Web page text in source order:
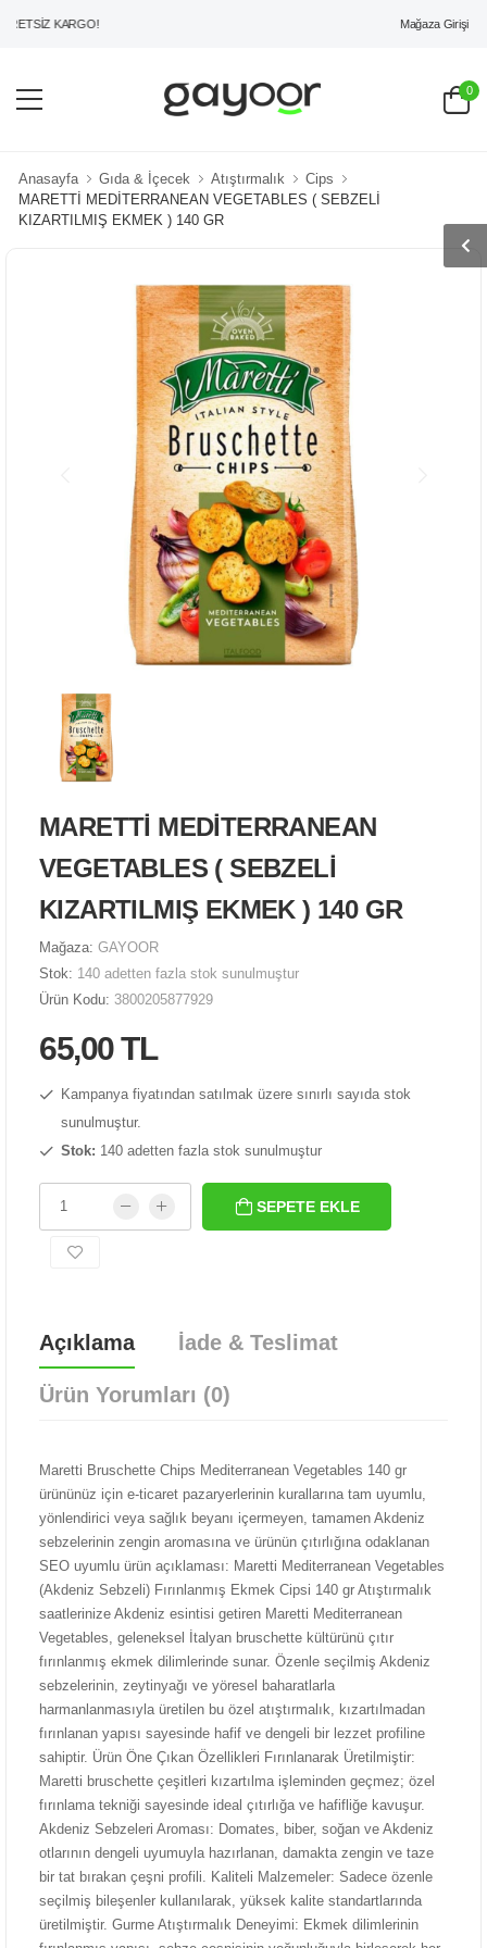
KARGO! Mağaza Girişi
0
Anasayfa Gıda & İçecek Atıştırmalık
Cips
MARETTİ MEDİTERRANEAN VEGETABLES ( SEBZELİ
KIZARTILMIŞ EKMEK ) 140 GR
MARETTİ MEDİTERRANEAN
VEGETABLES ( SEBZELİ
KIZARTILMIŞ EKMEK ) 140 GR
Mağaza: GAYOOR
Stok: 140 adetten fazla stok sunulmuştur
Ürün Kodu: 3800205877929
65,00 TL
Kampanya fiyatından satılmak üzere sınırlı sayıda stok
sunulmuştur.
Stok: 140 adetten fazla stok sunulmuştur
SEPETE EKLE
Açıklama İade & Teslimat
Ürün Yorumları (0)
Maretti Bruschette Chips Mediterranean Vegetables 140 gr
ürününüz için e-ticaret pazaryerlerinin kurallarına tam uyumlu,
yönlendirici veya sağlık beyanı içermeyen, tamamen Akdeniz
sebzelerinin zengin aromasına ve ürünün çıtırlığına odaklanan
SEO uyumlu ürün açıklaması: Maretti Mediterranean Vegetables
(Akdeniz Sebzeli) Fırınlanmış Ekmek Cipsi 140 gr Atıştırmalık
saatlerinize Akdeniz esintisi getiren Maretti Mediterranean
Vegetables, geleneksel İtalyan bruschette kültürünü çıtır
fırınlanmış ekmek dilimlerinde sunar. Özenle seçilmiş Akdeniz
sebzelerinin, zeytinyağı ve yöresel baharatlarla
harmanlanmasıyla üretilen bu özel atıştırmalık, kızartılmadan
fırınlanan yapısı sayesinde hafif ve dengeli bir lezzet profiline
sahiptir. Ürün Öne Çıkan Özellikleri Fırınlanarak Üretilmiştir:
Maretti bruschette çeşitleri kızartılma işleminden geçmez; özel
fırınlama tekniği sayesinde ideal çıtırlığa ve hafifliğe kavuşur.
Akdeniz Sebzeleri Aroması: Domates, biber, soğan ve Akdeniz
otlarının dengeli uyumuyla hazırlanan, damakta zengin ve taze
bir tat bırakan çeşni profili. Kaliteli Malzemeler: Sadece özenle
seçilmiş bileşenler kullanılarak, yüksek kalite standartlarında
üretilmiştir. Gurme Atıştırmalık Deneyimi: Ekmek dilimlerinin